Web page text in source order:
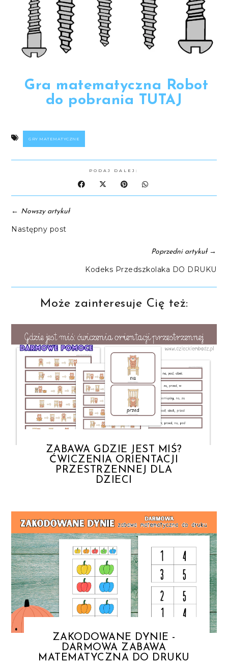
Gra matematyczna Robot
do pobrania TUTAJ
GRY MATEMATYCZNE
PODAJ DALEJ:
← Nowszy artykuł
Następny post
Poprzedni artykuł→
Kodeks Przedszkolaka DO DRUKU
Może zainteresuje Cię też:
ZABAWA GDZIE JEST MIŚ?
ĆWICZENIA ORIENTACJI
PRZESTRZENNEJ DLA
DZIECI
ZAKODOWANE DYNIE -
DARMOWA ZABAWA
MATEMATYCZNA DO DRUKU